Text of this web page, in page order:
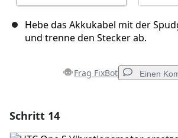
Hebe das Akkukabel mit der
und trenne den Stecker ab.
Frag FixBot Einen
Schritt 14